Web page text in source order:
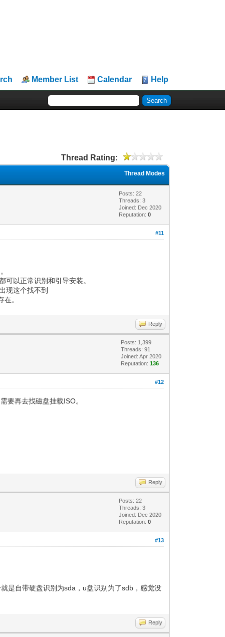
Member List Calendar Help
Thread Rating:
Thread Modes
Posts: 22
Threads: 3
Joined: Dec 2020
Reputation:0
#11
以正常识别和引导安装。
现这个找不到
。
Reply
Posts: 1,399
Threads: 91
Joined: Apr 2020
Reputation:136
#12
要再去找磁盘挂载ISO。
Reply
Posts: 22
Threads: 3
Joined: Dec 2020
Reputation:0
#13
是自带硬盘识别为sda，u盘识别为了sdb，感觉没
Reply